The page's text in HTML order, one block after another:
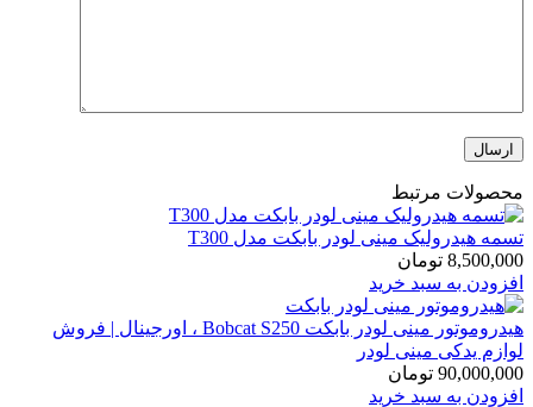
محصولات مرتبط
تسمه هیدرولیک مینی لودر بابکت مدل T300
8,500,000 تومان
افزودن به سبد خرید
هیدروموتور مینی لودر بابکت Bobcat S250 ، اورجینال | فروش
لوازم یدکی مینی لودر
90,000,000 تومان
افزودن به سبد خرید